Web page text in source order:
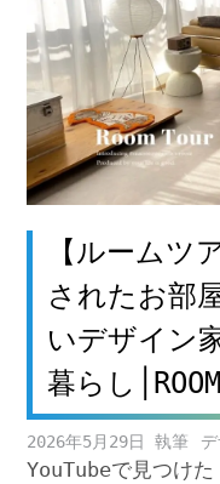
【ルームツ
されたお部
いデザイン
暮らし
2026年5月29日
YouTubeで見つけ